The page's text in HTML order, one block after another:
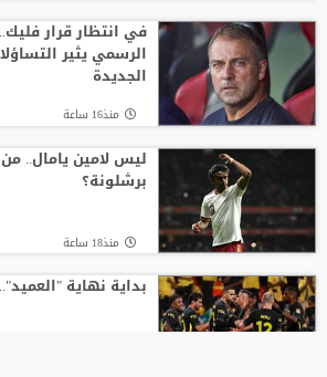
في انتظار قرار
الرسمي يثير
الجديدة
منذ16 ساعة
ليس لامين يامال..
برشلونة؟
منذ18 ساعة
بداية نهاية "العميد"..